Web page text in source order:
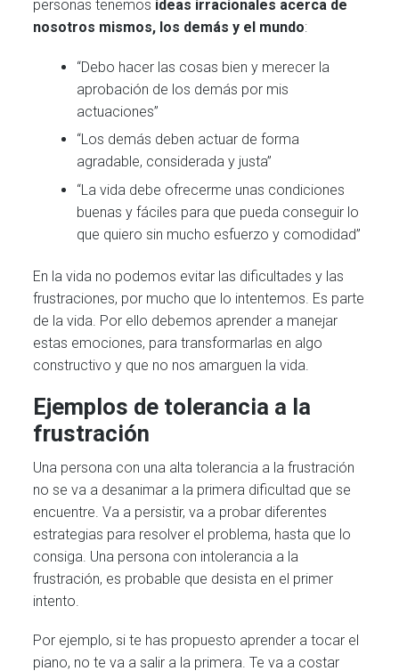
personas tenemos ideas irracionales acerca de
nosotros mismos, los demás y el mundo:
“Debo hacer las cosas bien y merecer la
aprobación de los demás por mis
actuaciones”
“Los demás deben actuar de forma
agradable, considerada y justa”
“La vida debe ofrecerme unas condiciones
buenas y fáciles para que pueda conseguir lo
que quiero sin mucho esfuerzo y comodidad”
En la vida no podemos evitar las dificultades y las
frustraciones, por mucho que lo intentemos. Es parte
de la vida. Por ello debemos aprender a manejar
estas emociones, para transformarlas en algo
constructivo y que no nos amarguen la vida.
Ejemplos de tolerancia a la
frustración
Una persona con una alta tolerancia a la frustración
no se va a desanimar a la primera dificultad que se
encuentre. Va a persistir, va a probar diferentes
estrategias para resolver el problema, hasta que lo
consiga. Una persona con intolerancia a la
frustración, es probable que desista en el primer
intento.
Por ejemplo, si te has propuesto aprender a tocar el
piano, no te va a salir a la primera. Te va a costar